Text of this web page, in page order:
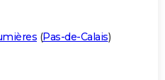
(Pas-de-Calais)